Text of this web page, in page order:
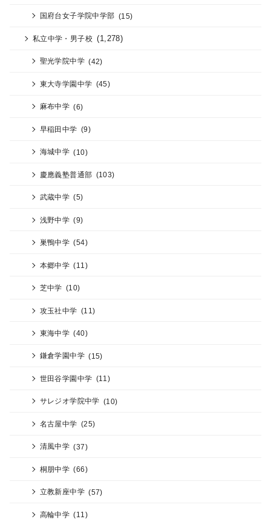
国府台女子学院中学部 (15)
私立中学・男子校 (1,278)
聖光学院中学 (42)
東大寺学園中学 (45)
麻布中学 (6)
早稲田中学 (9)
海城中学 (10)
慶應義塾普通部 (103)
武蔵中学 (5)
浅野中学 (9)
巣鴨中学 (54)
本郷中学 (11)
芝中学 (10)
攻玉社中学 (11)
東海中学 (40)
鎌倉学園中学 (15)
世田谷学園中学 (11)
サレジオ学院中学 (10)
名古屋中学 (25)
清風中学 (37)
桐朋中学 (66)
立教新座中学 (57)
高輪中学 (11)